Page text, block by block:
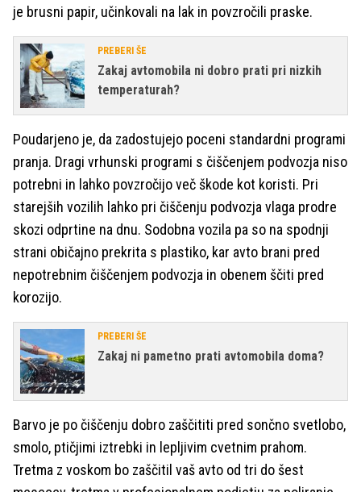
je brusni papir, učinkovali na lak in povzročili praske.
PREBERI ŠE
Zakaj avtomobila ni dobro prati pri nizkih
temperaturah?
Poudarjeno je, da zadostujejo poceni standardni programi
pranja. Dragi vrhunski programi s čiščenjem podvozja niso
potrebni in lahko povzročijo več škode kot koristi. Pri
starejših vozilih lahko pri čiščenju podvozja vlaga prodre
skozi odprtine na dnu. Sodobna vozila pa so na spodnji
strani običajno prekrita s plastiko, kar avto brani pred
nepotrebnim čiščenjem podvozja in obenem ščiti pred
korozijo.
PREBERI ŠE
Zakaj ni pametno prati avtomobila doma?
Barvo je po čiščenju dobro zaščititi pred sončno svetlobo,
smolo, ptičjimi iztrebki in lepljivim cvetnim prahom.
Tretma z voskom bo zaščitil vaš avto od tri do šest